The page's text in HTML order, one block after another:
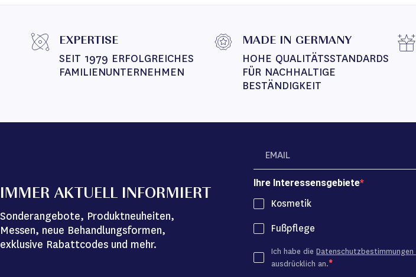
EXPERTISE
SEIT 1979 ERFOLGREICHES
FAMILIENUNTERNEHMEN
MADE IN GERMANY
HOHE QUALITÄTSSTANDARDS
FÜR NACHHALTIGE
BESTÄNDIGKEIT
IMMER AKTUELL INFORMIERT
Sonderangebote, Produktneuheiten,
Messen, neue Behandlungsformen,
exklusive Rabattcodes und mehr.
Ihre Interessensgebiete
Kosmetik
Fußpflege
Ich habe dieDatenschutzbestimmungen
ausdrücklich an.